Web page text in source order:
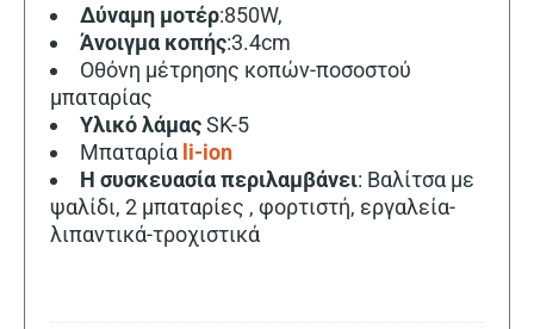
Δύναμη μοτέρ:850W,
Άνοιγμα κοπής:3.4cm
Οθόνη μέτρησης κοπών-ποσοστού
μπαταρίας
ΥλικόλάμαςSK-5
Μπαταρία li-ion
Η συσκευασίαπεριλαμβάνει: Βαλίτσα με
ψαλίδι, 2 μπαταρίες , φoρτιστή, εργαλεία-
λιπαντικά-τροχιστικά